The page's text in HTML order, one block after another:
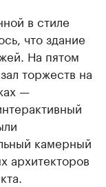
в стиле
что здание
На пятом
торжеств на
—
камерный
архитекторов